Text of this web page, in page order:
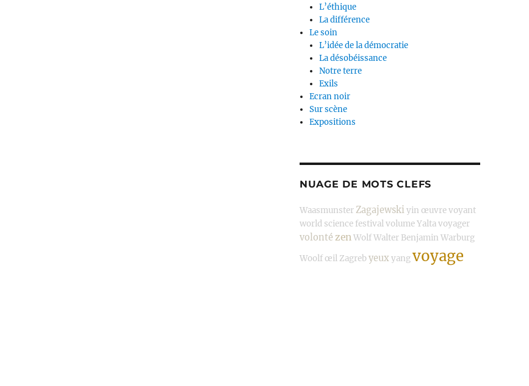
L’éthique
La différence
Le soin
L’idée de la démocratie
La désobéissance
Notre terre
Exils
Ecran noir
Sur scène
Expositions
NUAGE DE MOTS CLEFS
WaasmunsterZagajewskiyin œuvrevoyant
world science festivalvolumeYaltavoyager
volonté zenWolfWalter Benjamin Warburg
Woolf œil Zagrebyeuxyangvoyage